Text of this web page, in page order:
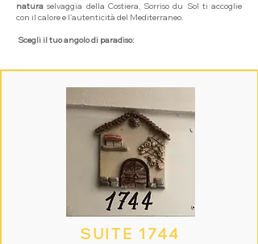
natura selvaggia della Costiera, Sorriso du Sol ti accoglie
con il calore e l’autenticità del Mediterraneo.
Scegli il tuo angolo di paradiso:
SUITE 1744